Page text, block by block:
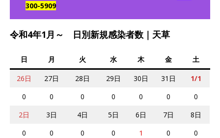
300-5909
令和4年1月～ 日別新規感染者数｜天草
日 月 火 水 木 金 土
26日 27日 28日 29日 30日 31日
1/1
0
0 0 0 0 0
0
2日
3日 4日 5日 6日 7日
8日
0
0 0 0 1 0
0